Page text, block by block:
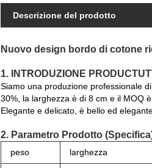
Descrizione del prodotto
Nuovo design bordo di cotone
1. INTRODUZIONE
Siamo una produzione professionale
30%, la larghezza è di 8 cm e il MOQ
Elegante e delicato, è bello ed
2. Parametro Prodotto
peso larghezza